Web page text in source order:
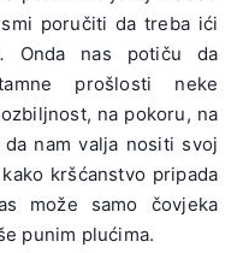
poručiti da treba ići
Onda nas potiču da
prošlosti neke
na pokoru, na
nam valja nositi svoj
kršćanstvo pripada
može samo čovjeka
punim plućima.